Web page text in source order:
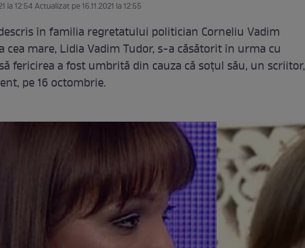
la 12:54 Actualizat pe 16.11.2021 la 12:55
în familia regretatului politician Corneliu Vadim
cea mare, Lidia Vadim Tudor, s-a căsătorit în urma cu
fericirea a fost umbrită din cauza că soțul său, un scriitor,
pe 16 octombrie.